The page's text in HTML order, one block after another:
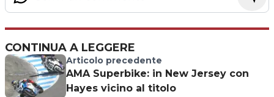
CONTINUA A LEGGERE
Articolo precedente
AMA Superbike: in New Jersey con
Hayes vicino al titolo